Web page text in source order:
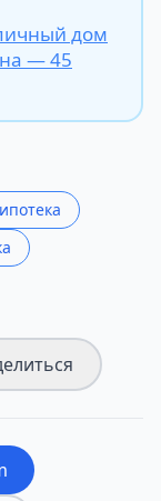
дом
— 45
ипотека